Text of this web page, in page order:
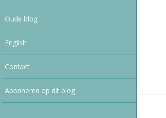
Oude blog
English
Contact
Abonneren op dit blog